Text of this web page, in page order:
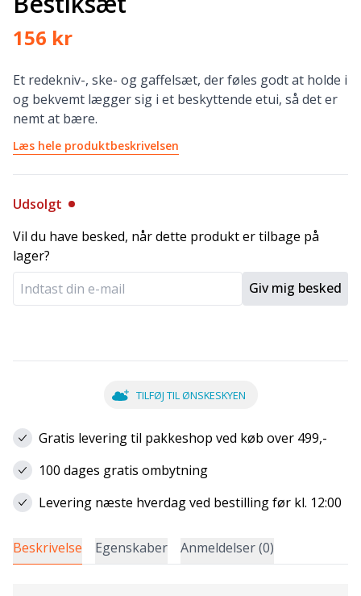
156 kr
Et redekniv-, ske- og gaffelsæt, der føles godt at holde i
og bekvemt lægger sig i et beskyttende etui, så det er
nemt at bære.
Læs hele produktbeskrivelsen
Udsolgt
Vil du have besked, når dette produkt er tilbage på
lager?
Giv mig besked
TILFØJ TIL ØNSKESKYEN
Gratis levering til pakkeshop ved køb over 499,-
100 dages gratis ombytning
Levering næste hverdag ved bestilling før kl. 12:00
Beskrivelse Egenskaber Anmeldelser (0)